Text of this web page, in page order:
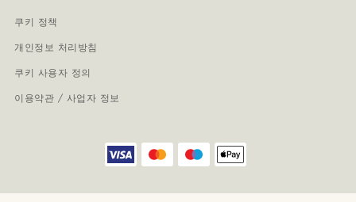
쿠키 정책
개인정보 처리방침
쿠키 사용자 정의
이용약관 / 사업자 정보